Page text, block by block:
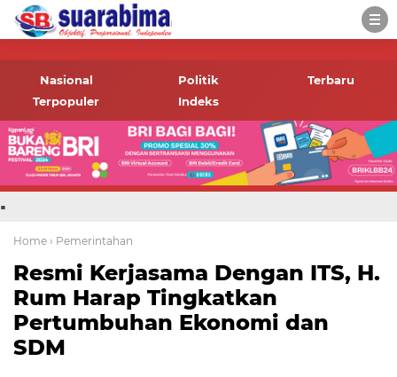
-->
informasi terbaru tentang
Bima dan daerah sekitar
Nasional Politik
Terbaru
Terpopuler
Indeks
.
Home › Pemerintahan
Resmi Kerjasama Dengan ITS, H.
Rum Harap Tingkatkan
Pertumbuhan Ekonomi dan
SDM